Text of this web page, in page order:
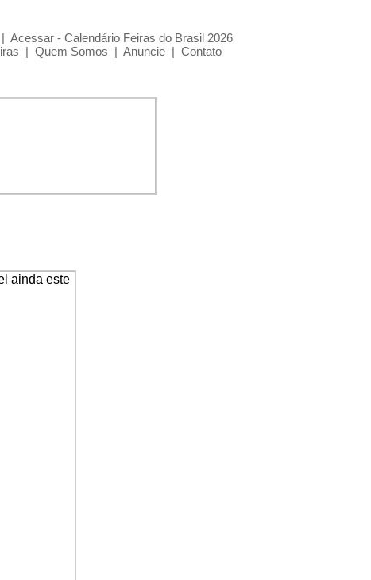
| Acessar - Calendário Feiras do Brasil 2026
| Quem Somos | Anuncie | Contato